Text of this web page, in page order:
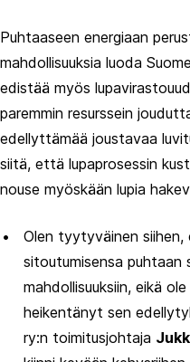
Puhtaaseen energiaan
mahdollisuuksia luoda
edistää myös
paremmin resurssein
edellyttämää joustavaa
siitä, että lupaprosessin
nouse myöskään lupia
Olen tyytyväinen
sitoutumisensa puhtaan
mahdollisuuksiin, eikä
heikentänyt sen
ry:n toimitusjohtaja